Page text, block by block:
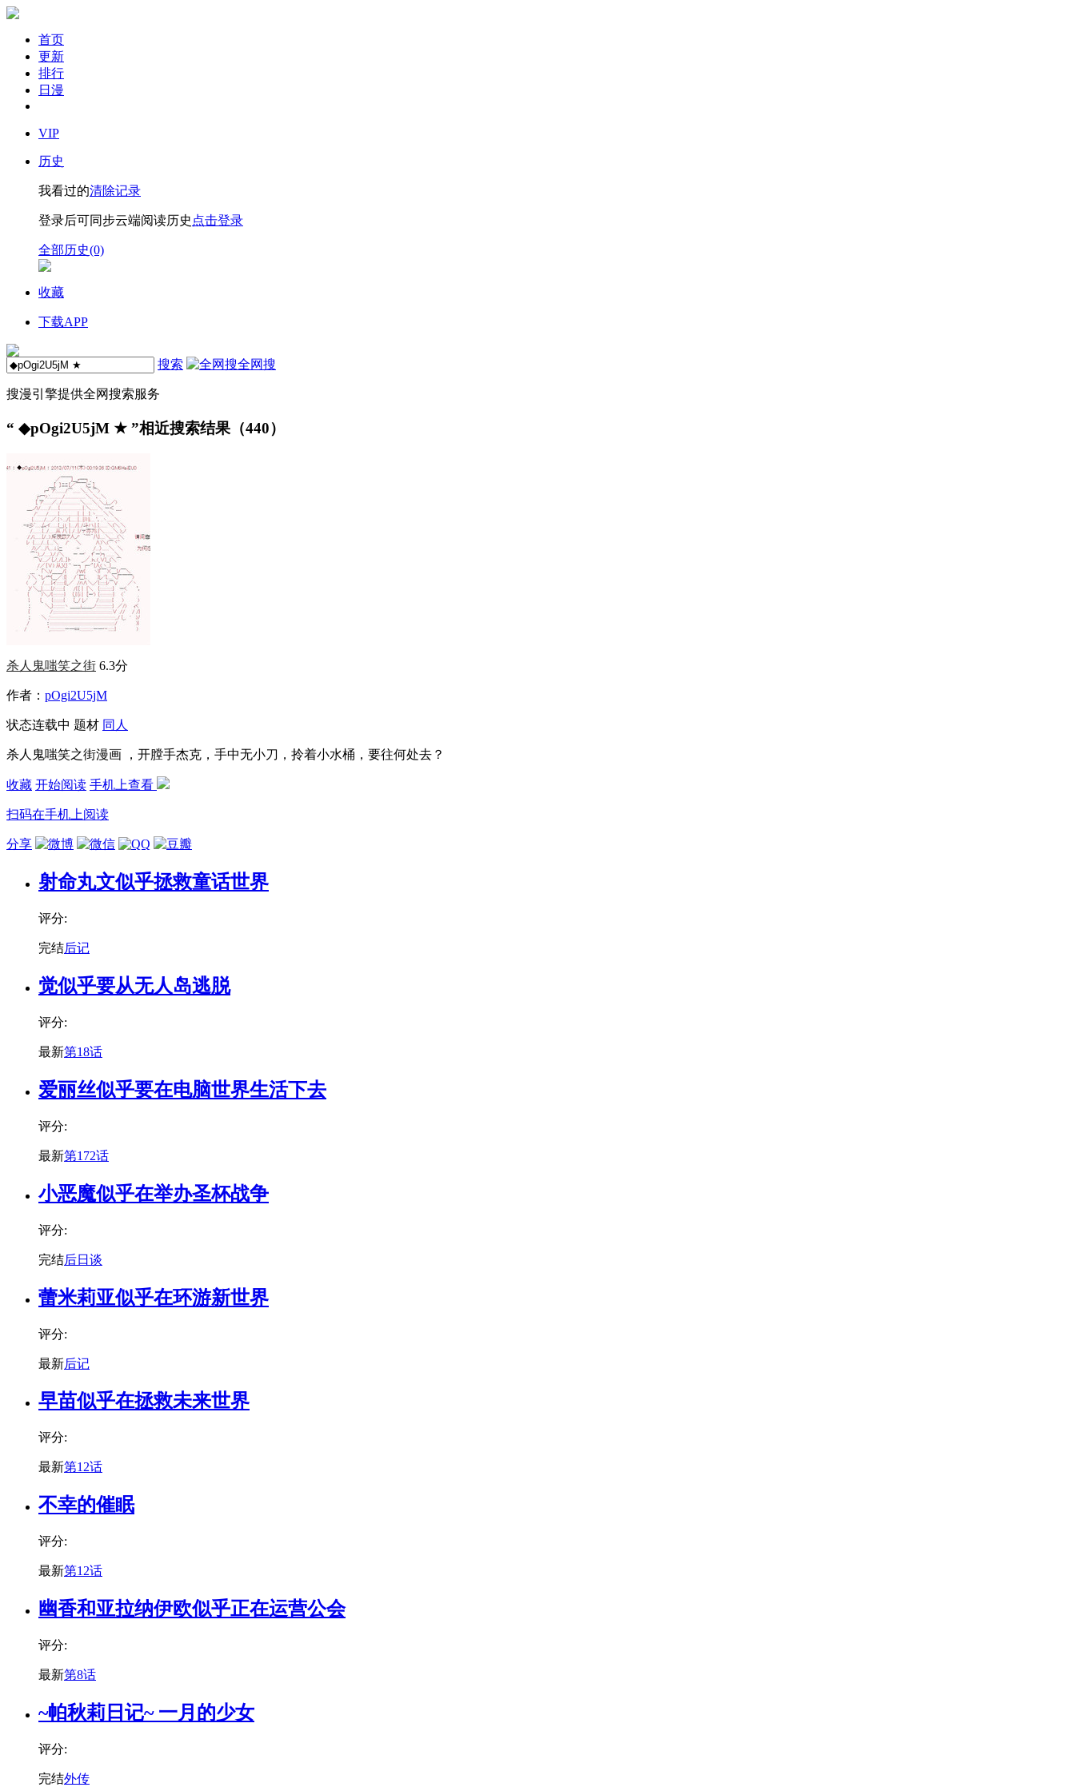
首页
更新
排行
日漫
VIP
历史
我看过的清除记录
登录后可同步云端阅读历史 点击登录
全部历史(0)
收藏
下载APP
搜索 全网搜
搜漫引擎提供全网搜索服务
“ ◆pOgi2U5jM ★ ”相近搜索结果（440）
杀人鬼嗤笑之街 6.3分
作者： pOgi2U5jM
状态连载中 题材 同人
杀人鬼嗤笑之街漫画 ，开膛手杰克，手中无小刀，拎着小水桶，要往何处去？
收藏 开始阅读 手机上查看
扫码在手机上阅读
分享
射命丸文似乎拯救童话世界
评分:
完结后记
觉似乎要从无人岛逃脱
评分:
最新第18话
爱丽丝似乎要在电脑世界生活下去
评分:
最新第172话
小恶魔似乎在举办圣杯战争
评分:
完结后日谈
蕾米莉亚似乎在环游新世界
评分:
最新后记
早苗似乎在拯救未来世界
评分:
最新第12话
不幸的催眠
评分:
最新第12话
幽香和亚拉纳伊欧似乎正在运营公会
评分:
最新第8话
~帕秋莉日记~ 一月的少女
评分:
完结外传